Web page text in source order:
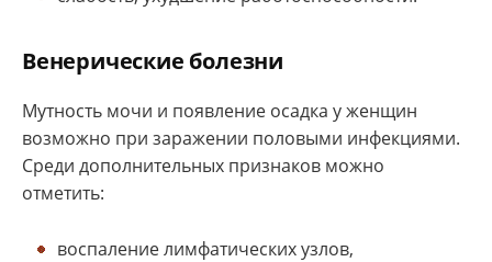
Венерические болезни
Мутность мочи и появление осадка у женщин
возможно при заражении половыми инфекциями.
Среди дополнительных признаков можно
отметить:
воспаление лимфатических узлов,